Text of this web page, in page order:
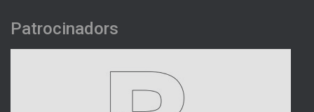
Patrocinadors